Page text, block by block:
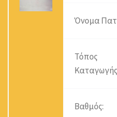
Όνομα
Τόπος
Βαθμός: